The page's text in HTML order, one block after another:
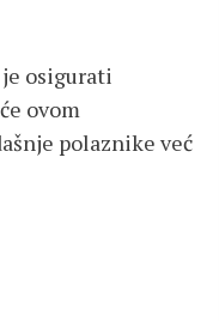
osigurati
ovom
polaznike već